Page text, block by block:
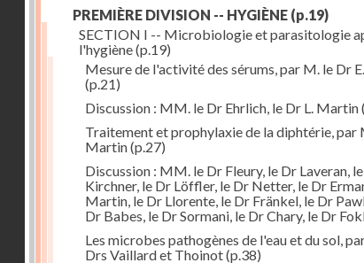
PREMIÈRE DIVISION -- HYGIÈNE (p.19)
SECTION I -- Microbiologie et parasitologie
l'hygiène(p.19)
Mesure de l'activité des sérums, par M. le Dr
(p.21)
Discussion : MM. le Dr Ehrlich, le Dr L. Martin
Traitement et prophylaxie de la diphtérie, par
Martin(p.27)
Discussion : MM. le Dr Fleury, le Dr Laveran,
Kirchner, le Dr Löffler, le Dr Netter, le Dr
Martin, le Dr Llorente, le Dr Fränkel, le Dr
Dr Babes, le Dr Sormani, le Dr Chary, le Dr
Les microbes pathogènes de l'eau et du sol,
Drs Vaillard et Thoinot(p.38)